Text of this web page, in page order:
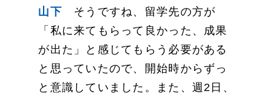
山下 そうですね、留学先の方が
「私に来てもらって良かった、成果
が出た」と感じてもらう必要がある
と思っていたので、開始時からずっ
と意識していました。また、週2日、